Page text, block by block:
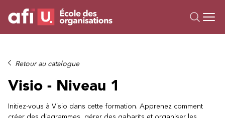
Formations
Campus IA
Sur mesure
À propos
Retour au catalogue
Visio - Niveau 1
Initiez-vous à Visio dans cette formation. Apprenez comment